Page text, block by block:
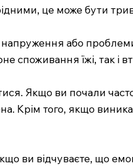
це може бути
напруження або
споживання їжі, так
Якщо ви почали
Крім того, якщо
ви відчуваєте, що